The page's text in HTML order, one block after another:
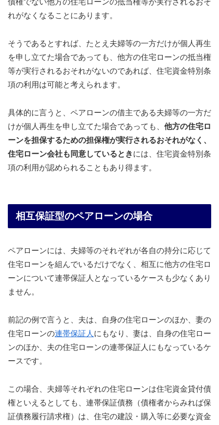
債権でない他方の住宅ローンの抵当権等が実行されるおそ
れがなくなることにあります。
そうであるとすれば、たとえ夫婦等の一方だけが個人再生
を申し立てた場合であっても、他方の住宅ローンの抵当権
等が実行されるおそれがないのであれば、住宅資金特別条
項の利用は可能と考えられます。
具体的に言うと、ペアローンの借主である夫婦等の一方だ
けが個人再生を申し立てた場合であっても、 他方の住宅ロ
ーンを担保するための担保権が実行されるおそれがなく、
住宅ローン会社も同意しているときには、住宅資金特別条
項の利用が認められることもあり得ます。
相互保証型のペアローンの場合
ペアローンには、夫婦等のそれぞれが各自の持分に応じて
住宅ローンを組んでいるだけでなく、相互に他方の住宅ロ
ーンについて連帯保証人となっているケースも少なくあり
ません。
前記の例で言うと、夫は、自身の住宅ローンのほか、妻の
住宅ローンの連帯保証人 にもなり、妻は、自身の住宅ロー
ンのほか、夫の住宅ローンの連帯保証人にもなっているケ
ースです。
この場合、夫婦等それぞれの住宅ローンは住宅資金貸付債
権といえるとしても、連帯保証債務（債権者からみれば保
証債務履行請求権）は、住宅の建設・購入等に必要な資金